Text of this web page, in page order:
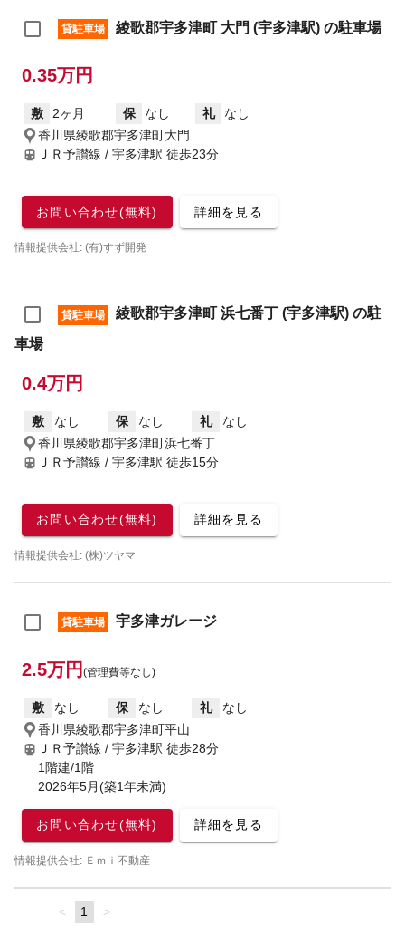
貸駐車場 綾歌郡宇多津町 大門 (宇多津駅) の駐車場
0.35万円
敷 2ヶ月 保 なし 礼
なし
香川県綾歌郡宇多津町大門
ＪＲ予讃線 / 宇多津駅 徒歩23分
お問い合わせ(無料) 詳細を見る
情報提供会社: (有)すず開発
貸駐車場
綾歌郡宇多津町 浜七番丁 (宇多津駅) の駐
車場
0.4万円
敷 なし 保 なし 礼
なし
香川県綾歌郡宇多津町浜七番丁
ＪＲ予讃線 / 宇多津駅 徒歩15分
お問い合わせ(無料) 詳細を見る
情報提供会社: (株)ツヤマ
貸駐車場 宇多津ガレージ
2.5万円 (管理費等なし)
敷 なし 保 なし 礼
なし
香川県綾歌郡宇多津町平山
ＪＲ予讃線 / 宇多津駅 徒歩28分
1階建/1階
2026年5月(築1年未満)
お問い合わせ(無料) 詳細を見る
情報提供会社: Ｅｍｉ不動産
page
You're
1 page